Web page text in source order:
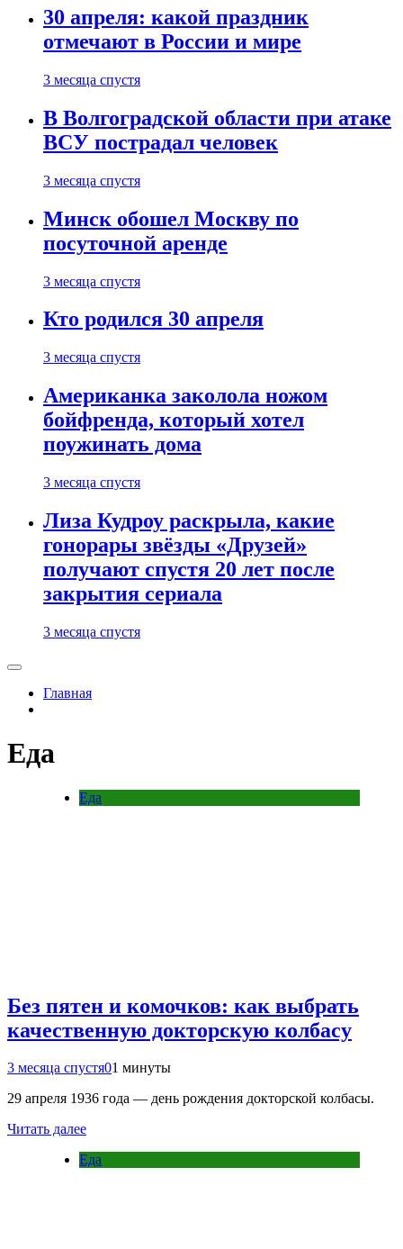
30 апреля: какой праздник
отмечают в России и мире
3 месяца спустя
В Волгоградской области при атаке
ВСУ пострадал человек
3 месяца спустя
Минск обошел Москву по
посуточной аренде
3 месяца спустя
Кто родился 30 апреля
3 месяца спустя
Американка заколола ножом
бойфренда, который хотел
поужинать дома
3 месяца спустя
Лиза Кудроу раскрыла, какие
гонорары звёзды «Друзей»
получают спустя 20 лет после
закрытия сериала
3 месяца спустя
Главная
Еда
Еда
Без пятен и комочков: как выбрать
качественную докторскую колбасу
3 месяца спустя01 минуты
29 апреля 1936 года — день рождения докторской колбасы.
Читать далее
Еда